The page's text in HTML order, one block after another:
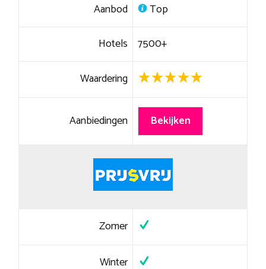
Aanbod
Top
Hotels 7500+
Waardering
Aanbiedingen Bekijken
Zomer
Winter